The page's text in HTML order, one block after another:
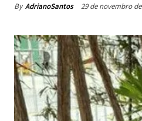
By AdrianoSantos 29 de novembro de